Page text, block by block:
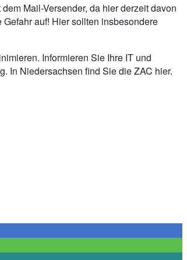
Mail-Versender, da hier derzeit davon
auf! Hier sollten insbesondere
Informieren Sie Ihre IT und
In Niedersachsen find Sie die ZAC hier.